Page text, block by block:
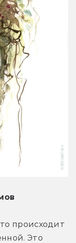
происходит
Это